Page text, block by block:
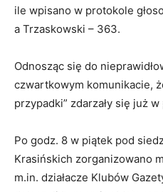
ile wpisano w protokole
a Trzaskowski – 363.
Odnosząc się do
czwartkowym komunikacie,
przypadki” zdarzały się już
Po godz. 8 w piątek pod
Krasińskich zorganizowano
m.in. działacze Klubów